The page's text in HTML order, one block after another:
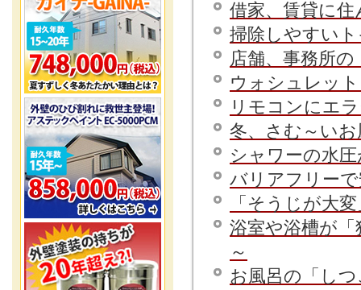
借家、賃貸に
掃除しやすい
店舗、事務所
ウォシュレッ
リモコンにエ
冬、さむ～い
シャワーの水
バリアフリー
「そうじが大
浴室や浴槽が
～
お風呂の「し